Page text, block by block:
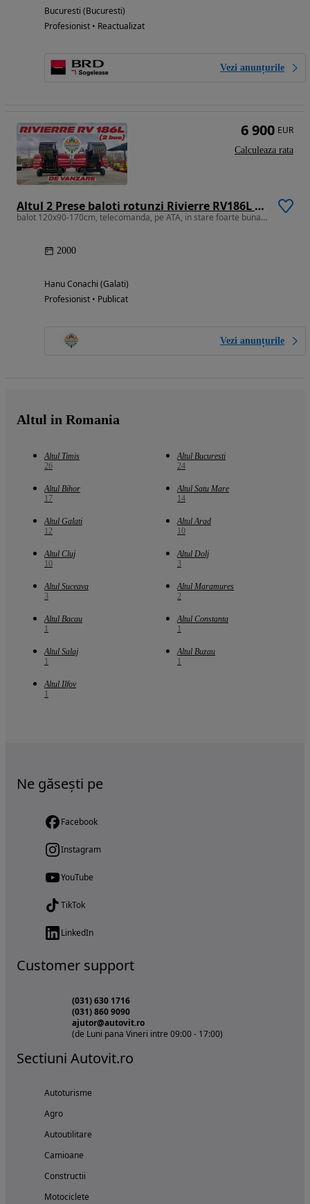
Bucuresti (Bucuresti)
Profesionist • Reactualizat
Vezi anunțurile
Altul 2 Prese baloti rotunzi Rivierre RV186L pe curele / 80CP
balot 120x90-170cm, telecomanda, pe ATA, in stare foarte buna, Franta
2000
Hanu Conachi (Galati)
Profesionist • Publicat
Vezi anunțurile
6 900 EUR
Calculeaza rata
Altul in Romania
Altul Timis
26
Altul Bucuresti
24
Altul Bihor
17
Altul Satu Mare
14
Altul Galati
12
Altul Arad
10
Altul Cluj
10
Altul Dolj
3
Altul Suceava
3
Altul Maramures
2
Altul Bacau
1
Altul Constanta
1
Altul Salaj
1
Altul Buzau
1
Altul Ilfov
1
Ne găsești pe
Facebook
Instagram
YouTube
TikTok
LinkedIn
Customer support
(031) 630 1716
(031) 860 9090
ajutor@autovit.ro
(de Luni pana Vineri intre 09:00 - 17:00)
Sectiuni Autovit.ro
Autoturisme
Agro
Autoutilitare
Camioane
Constructii
Motociclete